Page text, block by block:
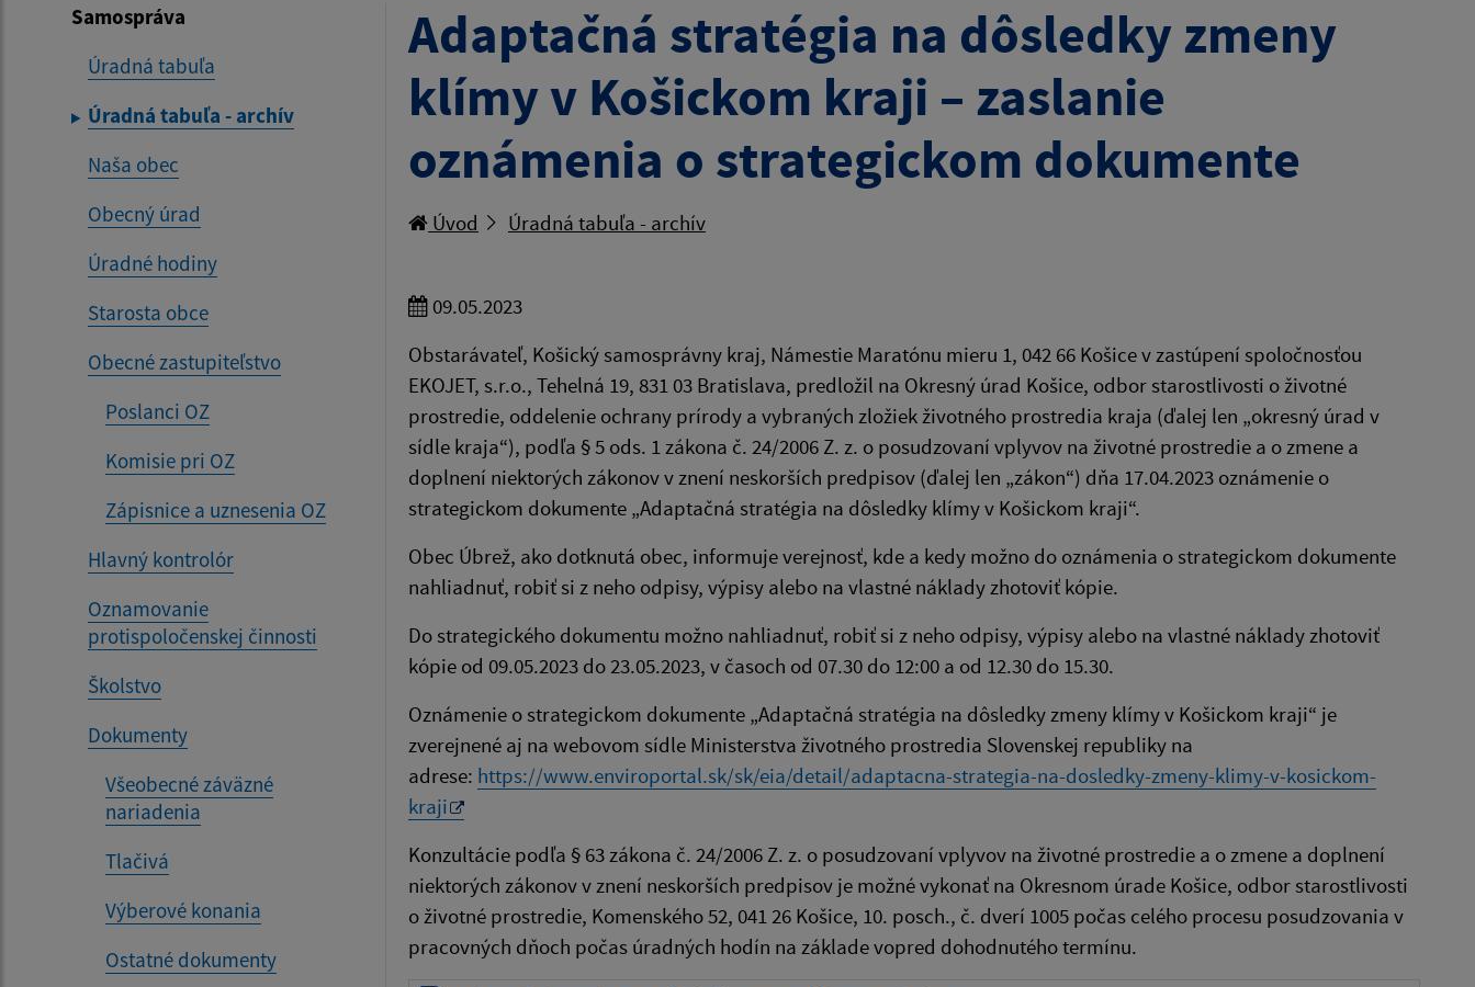
Samospráva
Úradná tabuľa
Úradná tabuľa - archív
Naša obec
Obecný úrad
Úradné hodiny
Starosta obce
Obecné zastupiteľstvo
Poslanci OZ
Komisie pri OZ
Zápisnice a uznesenia OZ
Hlavný kontrolór
Oznamovanie
protispoločenskej činnosti
Školstvo
Dokumenty
Všeobecné záväzné
nariadenia
Tlačivá
Výberové konania
Ostatné dokumenty
Adaptačná stratégia na dôsledky zmeny
klímy v Košickom kraji – zaslanie
oznámenia o strategickom dokumente
Úvod Úradná tabuľa - archív
09.05.2023
Obstarávateľ, Košický samosprávny kraj, Námestie Maratónu mieru 1, 042 66 Košice v zastúpení spoločnosťou
EKOJET, s.r.o., Tehelná 19, 831 03 Bratislava, predložil na Okresný úrad Košice, odbor starostlivosti o životné
prostredie, oddelenie ochrany prírody a vybraných zložiek životného prostredia kraja (ďalej len „okresný úrad v
sídle kraja“), podľa § 5 ods. 1 zákona č. 24/2006 Z. z. o posudzovaní vplyvov na životné prostredie a o zmene a
doplnení niektorých zákonov v znení neskorších predpisov (ďalej len „zákon“) dňa 17.04.2023 oznámenie o
strategickom dokumente „Adaptačná stratégia na dôsledky klímy v Košickom kraji“.
Obec Úbrež, ako dotknutá obec, informuje verejnosť, kde a kedy možno do oznámenia o strategickom dokumente
nahliadnuť, robiť si z neho odpisy, výpisy alebo na vlastné náklady zhotoviť kópie.
Do strategického dokumentu možno nahliadnuť, robiť si z neho odpisy, výpisy alebo na vlastné náklady zhotoviť
kópie od 09.05.2023 do 23.05.2023, v časoch od 07.30 do 12:00 a od 12.30 do 15.30.
Oznámenie o strategickom dokumente „Adaptačná stratégia na dôsledky zmeny klímy v Košickom kraji“ je
zverejnené aj na webovom sídle Ministerstva životného prostredia Slovenskej republiky na
adrese: https://www.enviroportal.sk/sk/eia/detail/adaptacna-strategia-na-dosledky-zmeny-klimy-v-kosickom-
kraji
Konzultácie podľa § 63 zákona č. 24/2006 Z. z. o posudzovaní vplyvov na životné prostredie a o zmene a doplnení
niektorých zákonov v znení neskorších predpisov je možné vykonať na Okresnom úrade Košice, odbor starostlivosti
o životné prostredie, Komenského 52, 041 26 Košice, 10. posch., č. dverí 1005 počas celého procesu posudzovania v
pracovných dňoch počas úradných hodín na základe vopred dohodnutého termínu.